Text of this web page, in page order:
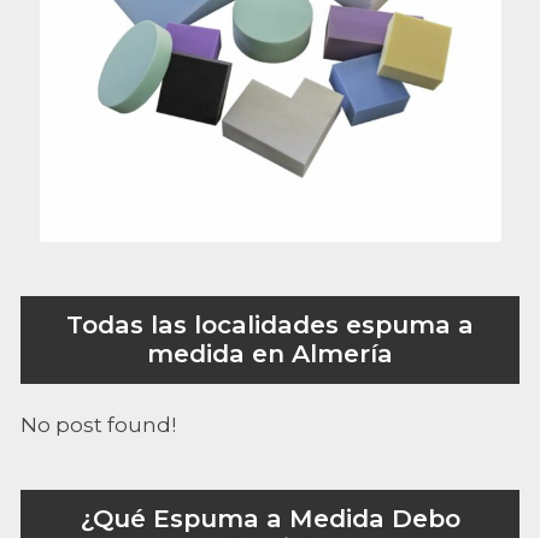
Todas las localidades espuma a
medida en Almería
No post found!
¿Qué Espuma a Medida Debo